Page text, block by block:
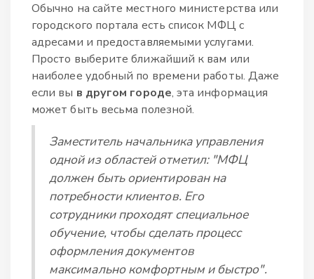
Обычно на сайте местного министерства или
городского портала есть список МФЦ с
адресами и предоставляемыми услугами.
Просто выберите ближайший к вам или
наиболее удобный по времени работы. Даже
если вы в другом городе, эта информация
может быть весьма полезной.
Заместитель начальника управления
одной из областей отметил: "МФЦ
должен быть ориентирован на
потребности клиентов. Его
сотрудники проходят специальное
обучение, чтобы сделать процесс
оформления документов
максимально комфортным и быстро".